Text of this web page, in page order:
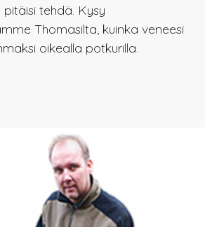
pitäisi tehdä. Kysy
Thomasilta, kuinka veneesi
oikealla potkurilla.